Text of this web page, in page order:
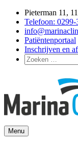
naar
inhoud
Pieterman 11,
Telefoon: 0299-
Patiëntenportaal
Inschrijven en
Zoeken
naar:
Marina Clinic
Omdat u goed in uw
Menu